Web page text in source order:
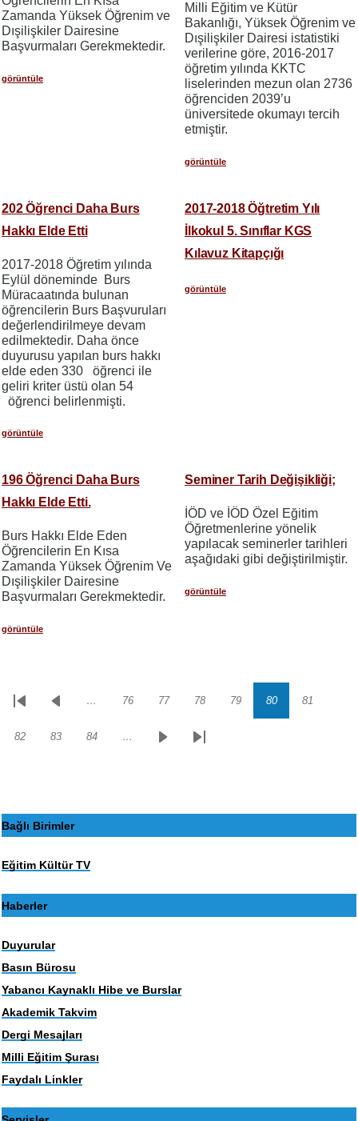
Zamanda Yüksek Öğrenim ve
Dışilişkiler Dairesine
Başvurmaları Gerekmektedir.
görüntüle
Milli Eğitim ve Kütür
Bakanlığı, Yüksek Öğrenim ve
Dışilişkiler Dairesi istatistiki
verilerine göre, 2016-2017
öğretim yılında KKTC
liselerinden mezun olan 2736
öğrenciden 2039’u
üniversitede okumayı tercih
etmiştir.
görüntüle
202 Öğrenci Daha Burs
Hakkı Elde Etti
2017-2018 Öğretim yılında
Eylül döneminde Burs
Müracaatında bulunan
öğrencilerin Burs Başvuruları
değerlendirilmeye devam
edilmektedir. Daha önce
duyurusu yapılan burs hakkı
elde eden 330 öğrenci ile
geliri kriter üstü olan 54
öğrenci belirlenmişti.
görüntüle
2017-2018 Öğtretim Yılı
İlkokul 5. Sınıflar KGS
Kılavuz Kitapçığı
görüntüle
196 Öğrenci Daha Burs
Hakkı Elde Etti.
Burs Hakkı Elde Eden
Öğrencilerin En Kısa
Zamanda Yüksek Öğrenim Ve
Dışilişkiler Dairesine
Başvurmaları Gerekmektedir.
görüntüle
Seminer Tarih Değişikliği;
İÖD ve İÖD Özel Eğitim
Öğretmenlerine yönelik
yapılacak seminerler tarihleri
aşağıdaki gibi değiştirilmiştir.
görüntüle
Sayfalama
İlk
Önceki… Sayfa
76 Sayfa
77 Sayfa
78 Sayfa
79 Sayfa
80 Sayfa
81
Sayfa
82 Sayfa
83 Sayfa
84 …
SonrakiSon
Bağlı Birimler
Eğitim Kültür TV
Haberler
Duyurular
Basın Bürosu
Yabancı Kaynaklı Hibe ve Burslar
Akademik Takvim
Dergi Mesajları
Milli Eğitim Şurası
Faydalı Linkler